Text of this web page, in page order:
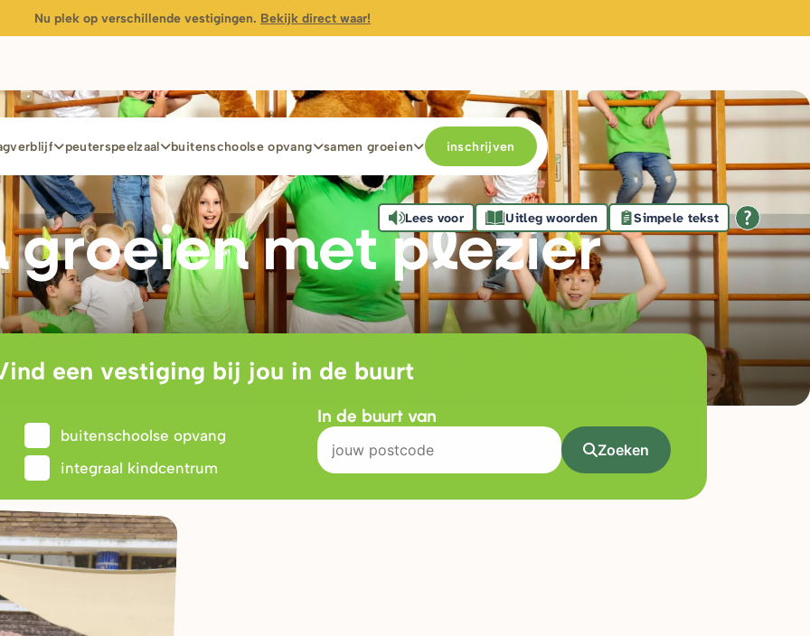
Nu plek op verschillende vestigingen. Bekijk direct waar!
peuterspeelzaal buitenschoolse opvang samen groeien inschrijven
groeien met plezier
Lees voor Uitleg woorden Simpele tekst
een vestiging bij jou in de buurt
buitenschoolse opvang
integraal kindcentrum
In de buurt van
Zoeken